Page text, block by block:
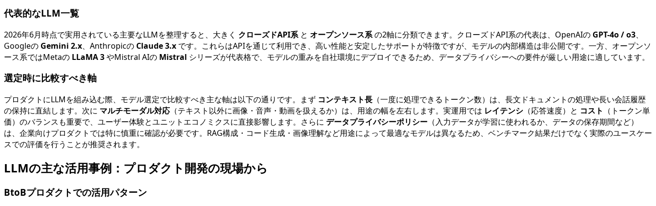
代表的なLLM一覧
2026年6月時点で実用されている主要なLLMを整理すると、大きく クローズドAPI系と オープンソース系の2軸に分類できます。クローズドAPI系の代表は、OpenAIの GPT-4o / o3、
Googleの Gemini 2.x、Anthropicの Claude 3.x です。これらはAPIを通じて利用でき、高い性能と安定したサポートが特徴ですが、モデルの内部構造は非公開です。一方、オープンソ
ース系ではMetaの LLaMA 3やMistral AIの Mistral シリーズが代表格で、モデルの重みを自社環境にデプロイできるため、データプライバシーへの要件が厳しい用途に適しています。
選定時に比較すべき軸
プロダクトにLLMを組み込む際、モデル選定で比較すべき主な軸は以下の通りです。まず コンテキスト長 （一度に処理できるトークン数）は、長文ドキュメントの処理や長い会話履歴
の保持に直結します。次に マルチモーダル対応 （テキスト以外に画像・音声・動画を扱えるか）は、用途の幅を左右します。実運用では レイテンシ （応答速度）と コスト （トークン単
価）のバランスも重要で、ユーザー体験とユニットエコノミクスに直接影響します。さらに データプライバシーポリシー （入力データが学習に使われるか、データの保存期間など）
は、企業向けプロダクトでは特に慎重に確認が必要です。RAG構成・コード生成・画像理解など用途によって最適なモデルは異なるため、ベンチマーク結果だけでなく実際のユースケー
スでの評価を行うことが推奨されます。
LLMの主な活用事例：プロダクト開発の現場から
BtoBプロダクトでの活用パターン